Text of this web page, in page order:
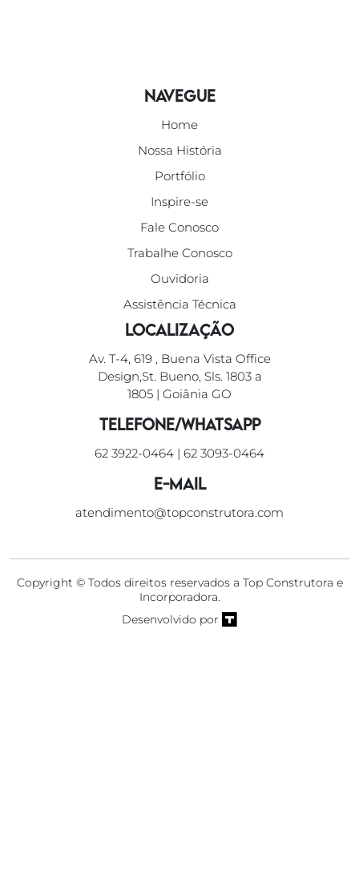
Navegue
Home
Nossa História
Portfólio
Inspire-se
Fale Conosco
Trabalhe Conosco
Ouvidoria
Assistência Técnica
Localização
Av. T-4, 619 , Buena Vista Office
Design,St. Bueno, Sls. 1803 a
1805 | Goiânia GO
Telefone/WhatsApp
62 3922-0464 | 62 3093-0464
E-mail
atendimento@topconstrutora.com
Copyright © Todos direitos reservados a Top Construtora e
Incorporadora.
Desenvolvido por